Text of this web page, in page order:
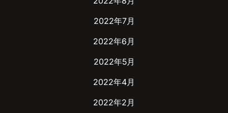
2022年7月
2022年6月
2022年5月
2022年4月
2022年2月